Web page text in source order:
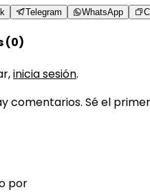
Telegram WhatsApp
(0)
inicia sesión.
comentarios. Sé el
por